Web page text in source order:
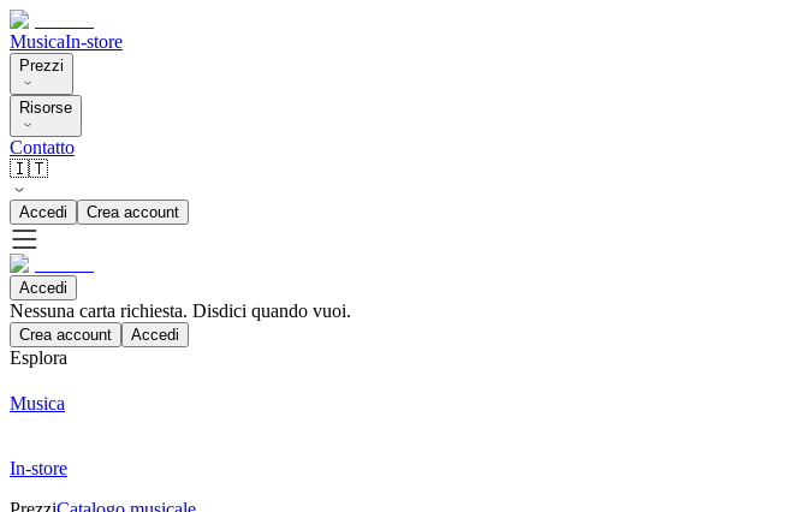
MusicaIn-store
Prezzi
Risorse
Contatto
🇮🇹
Accedi Crea account
Accedi
Nessuna carta richiesta. Disdici quando vuoi.
Crea account Accedi
Esplora
Musica
In-store